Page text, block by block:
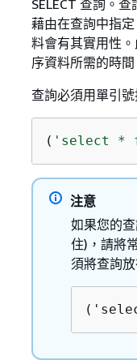
SELECT 查詢。
藉由在查詢中指定
料會有其實用性
序資料所需的時間
查詢必須用單引
( 'select *
注意
如果您的
住)，請將
須將查詢